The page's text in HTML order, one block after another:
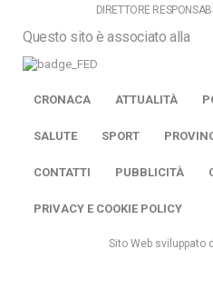
DIRETTORE
Questo sito è associato alla
CRONACA ATTUALITÀ
SALUTE SPORT
CONTATTI PUBBLICITÀ
PRIVACY E COOKIE POLICY
Sito Web sviluppato